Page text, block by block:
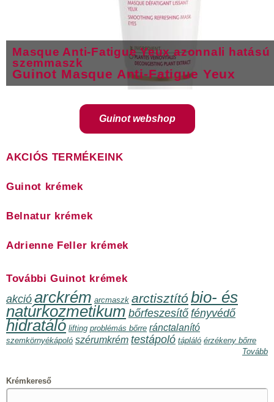
Masque Anti-Fatigue Yeux azonnali hatású
szemmaszk
Guinot Masque Anti-Fatigue Yeux
Guinot webshop
AKCIÓS TERMÉKEINK
Guinot krémek
Belnatur krémek
Adrienne Feller krémek
További Guinot krémek
akció arckrém arcmaszk arctisztító bio- és
natúrkozmetikum bőrfeszesítő fényvédő
hidratáló lifting problémás bőrre ránctalanító
szemkörnyékápoló szérumkrém testápoló tápláló érzékeny bőrre
Tovább
Krémkereső